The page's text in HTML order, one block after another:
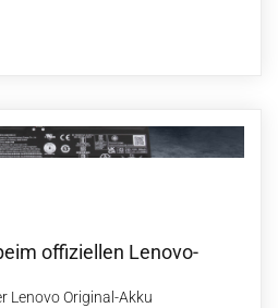
offiziellen Lenovo-
Lenovo Original-Akku